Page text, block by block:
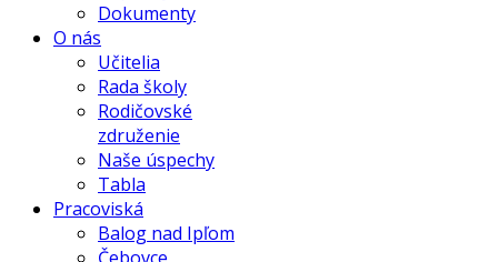
Dokumenty
O nás
Učitelia
Rada školy
Rodičovské
združenie
Naše úspechy
Tabla
Pracoviská
Balog nad Ipľom